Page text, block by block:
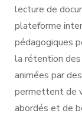
lecture de
plateforme
pédagogiques
la rétention
animées par
permettent de
abordés et de